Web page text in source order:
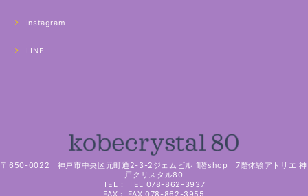
Instagram
LINE
〒650-0022 神戸市中央区元町通2-3-2ジェムビル 1階shop 7階体験アトリエ 神
戸クリスタル80
TEL： TEL 078-862-3937
FAX： FAX 078-862-3955